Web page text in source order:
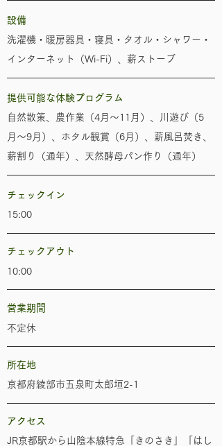
​設備
洗濯機・暖房器具・寝具・タオル・シャワー・
インターネット（Wi-Fi）、薪ストーブ
提供可能な体験プログラム
自然散策、農作業（4月〜11月）、川遊び（5
月〜9月）、ホタル観賞（6月）、薪風呂焚き、
薪割り（通年）、天然酵母パン作り（通年）
チェックイン
15:00
チェックアウト
10:00
​営業期間
不定休
​所在地
京都府綾部市五泉町太郎垣2-1
​アクセス
JR京都駅から山陰本線特急「きのさき」「はし